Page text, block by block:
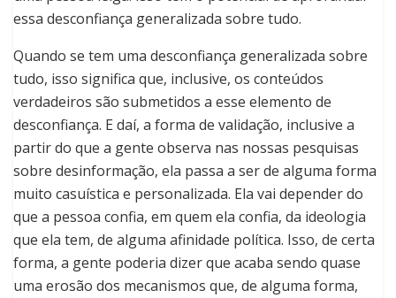
essa desconfiança generalizada sobre tudo.
Quando se tem uma desconfiança generalizada sobre
tudo, isso significa que, inclusive, os conteúdos
verdadeiros são submetidos a esse elemento de
desconfiança. E daí, a forma de validação, inclusive a
partir do que a gente observa nas nossas pesquisas
sobre desinformação, ela passa a ser de alguma forma
muito casuística e personalizada. Ela vai depender do
que a pessoa confia, em quem ela confia, da ideologia
que ela tem, de alguma afinidade política. Isso, de certa
forma, a gente poderia dizer que acaba sendo quase
uma erosão dos mecanismos que, de alguma forma,